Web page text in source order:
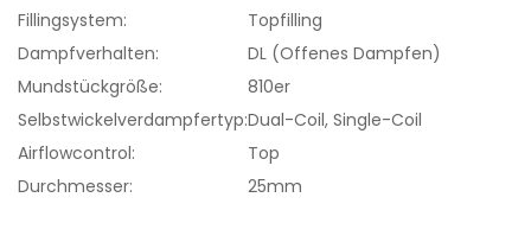
Fillingsystem:
Topfilling
Dampfverhalten:
DL (Offenes Dampfen)
Mundstückgröße:
810er
Selbstwickelverdampfertyp:Dual-Coil, Single-Coil
Airflowcontrol:
Top
Durchmesser:
25mm